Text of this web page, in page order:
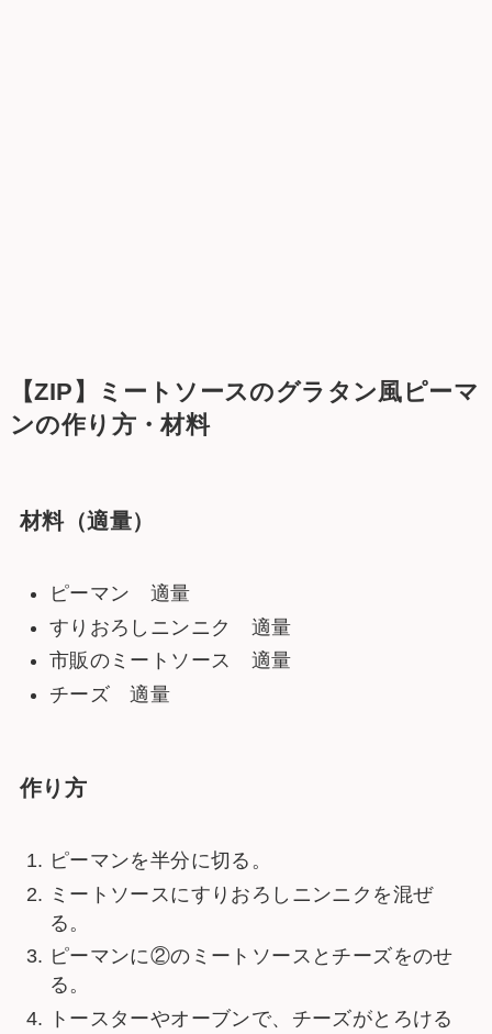
【ZIP】ミートソースのグラタン風ピーマ
ンの作り方・材料
材料（適量）
ピーマン 適量
すりおろしニンニク 適量
市販のミートソース 適量
チーズ 適量
作り方
ピーマンを半分に切る。
ミートソースにすりおろしニンニクを混ぜ
る。
ピーマンに②のミートソースとチーズをのせ
る。
トースターやオーブンで、チーズがとろける